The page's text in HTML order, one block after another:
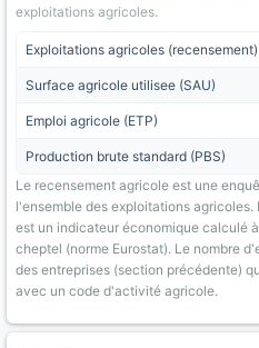
exploitations agricoles.
Exploitations agricoles (recensement)
Surface agricole utilisee (SAU)
Emploi agricole (ETP)
Production brute standard (PBS)
Le recensement agricole est une
l'ensemble des exploitations
est un indicateur économique calculé
cheptel (norme Eurostat). Le nombre
des entreprises (section précédente)
avec un code d'activité agricole.